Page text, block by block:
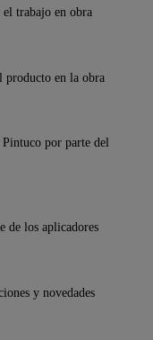
el trabajo en obra
producto en la obra
por parte del
de los aplicadores
y novedades